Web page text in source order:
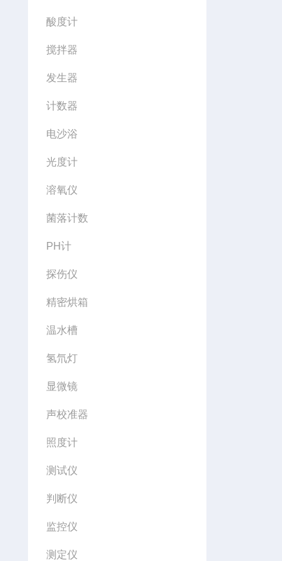
酸度计
搅拌器
发生器
计数器
电沙浴
光度计
溶氧仪
菌落计数
PH计
探伤仪
精密烘箱
温水槽
氢氘灯
显微镜
声校准器
照度计
测试仪
判断仪
监控仪
测定仪